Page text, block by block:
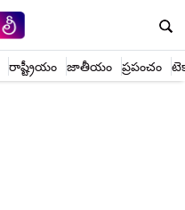
రాష్ట్రీయం జాతీయం ప్రపంచం